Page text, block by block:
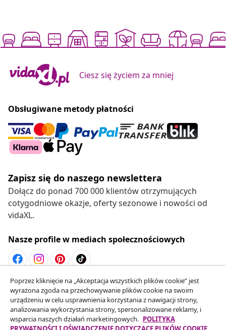
Ciesz się życiem za mniej
Obsługiwane metody płatności
Zapisz się do naszego newslettera
Dołącz do ponad 700 000 klientów otrzymujących
cotygodniowe okazje, oferty sezonowe i nowości od
vidaXL.
Nasze profile w mediach społecznościowych
Odstąpienie od umowy
Złóż wniosek o odstąpienie od umowy dotyczącej
Twojego zamówienia.
Poprzez kliknięcie na „Akceptacja wszystkich plików cookie” jest
wyrażona zgoda na przechowywanie plików cookie na swoim
urządzeniu w celu usprawnienia korzystania z nawigacji strony,
analizowania wykorzystania strony, spersonalizowane reklamy, i
wsparcia naszych działań marketingowych. POLITYKA